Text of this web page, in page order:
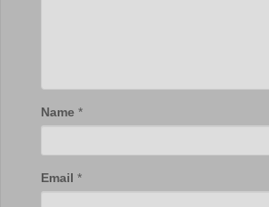
Name *
Email *